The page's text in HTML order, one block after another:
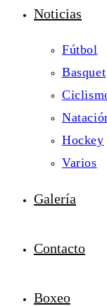
Noticias
Fútbol
Basquet
Hockey
Varios
Galería
Contacto
Boxeo